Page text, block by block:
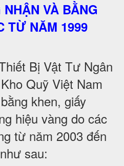
VÀ BẰNG
TỪ NĂM 1999
Bị Vật Tư Ngân
Quỹ Việt Nam
khen, giấy
hiệu vàng do các
từ năm 2003 đến
sau: